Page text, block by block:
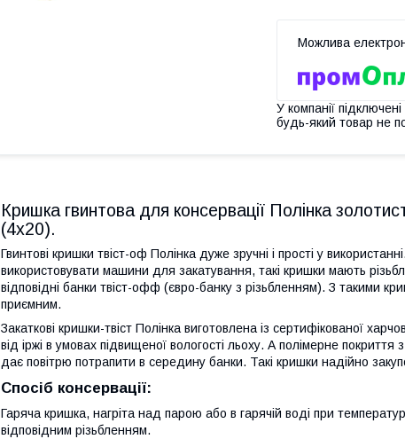
У компанії
будь-який товар не
Кришка гвинтова для консервації Полінка
(4х20).
Гвинтові кришки твіст-оф Полінка дуже зручні і прості у
використовувати машини для закатування, такі кришки мають
відповідні банки твіст-офф (євро-банку з різьбленням). З такими
приємним.
Закаткові кришки-твіст Полінка виготовлена із сертифікованої
від іржі в умовах підвищеної вологості льоху. А полімерне
дає повітрю потрапити в середину банки. Такі кришки надійно
Спосіб консервації:
Гаряча кришка, нагріта над парою або в гарячій воді при
відповідним різьбленням.